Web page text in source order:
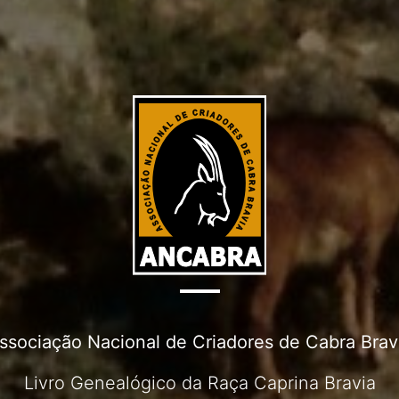
Nacional de Criadores de Cabra
Livro Genealógico da Raça Caprina Bravia